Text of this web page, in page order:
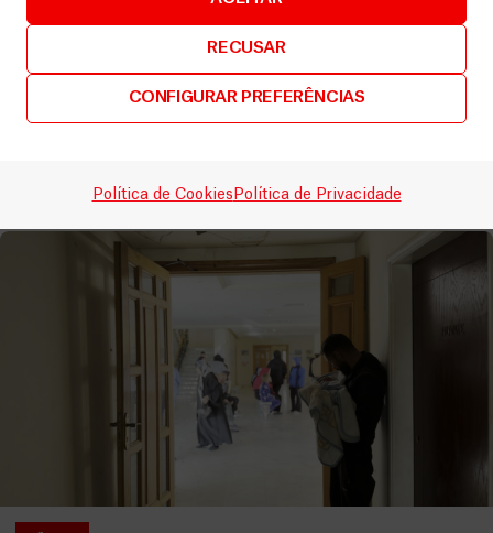
RECUSAR
CONFIGURAR PREFERÊNCIAS
Política de Cookies Política de Privacidade
Irão
MSF expande a prestação de cuidados para as
comunidades excluídas no Irão